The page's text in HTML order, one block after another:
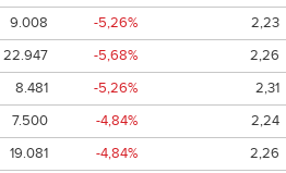
9.008 -5,26%
2,23
22.947 -5,68%
2,26
8.481 -5,26%
2,31
7.500 -4,84%
2,24
19.081 -4,84%
2,26